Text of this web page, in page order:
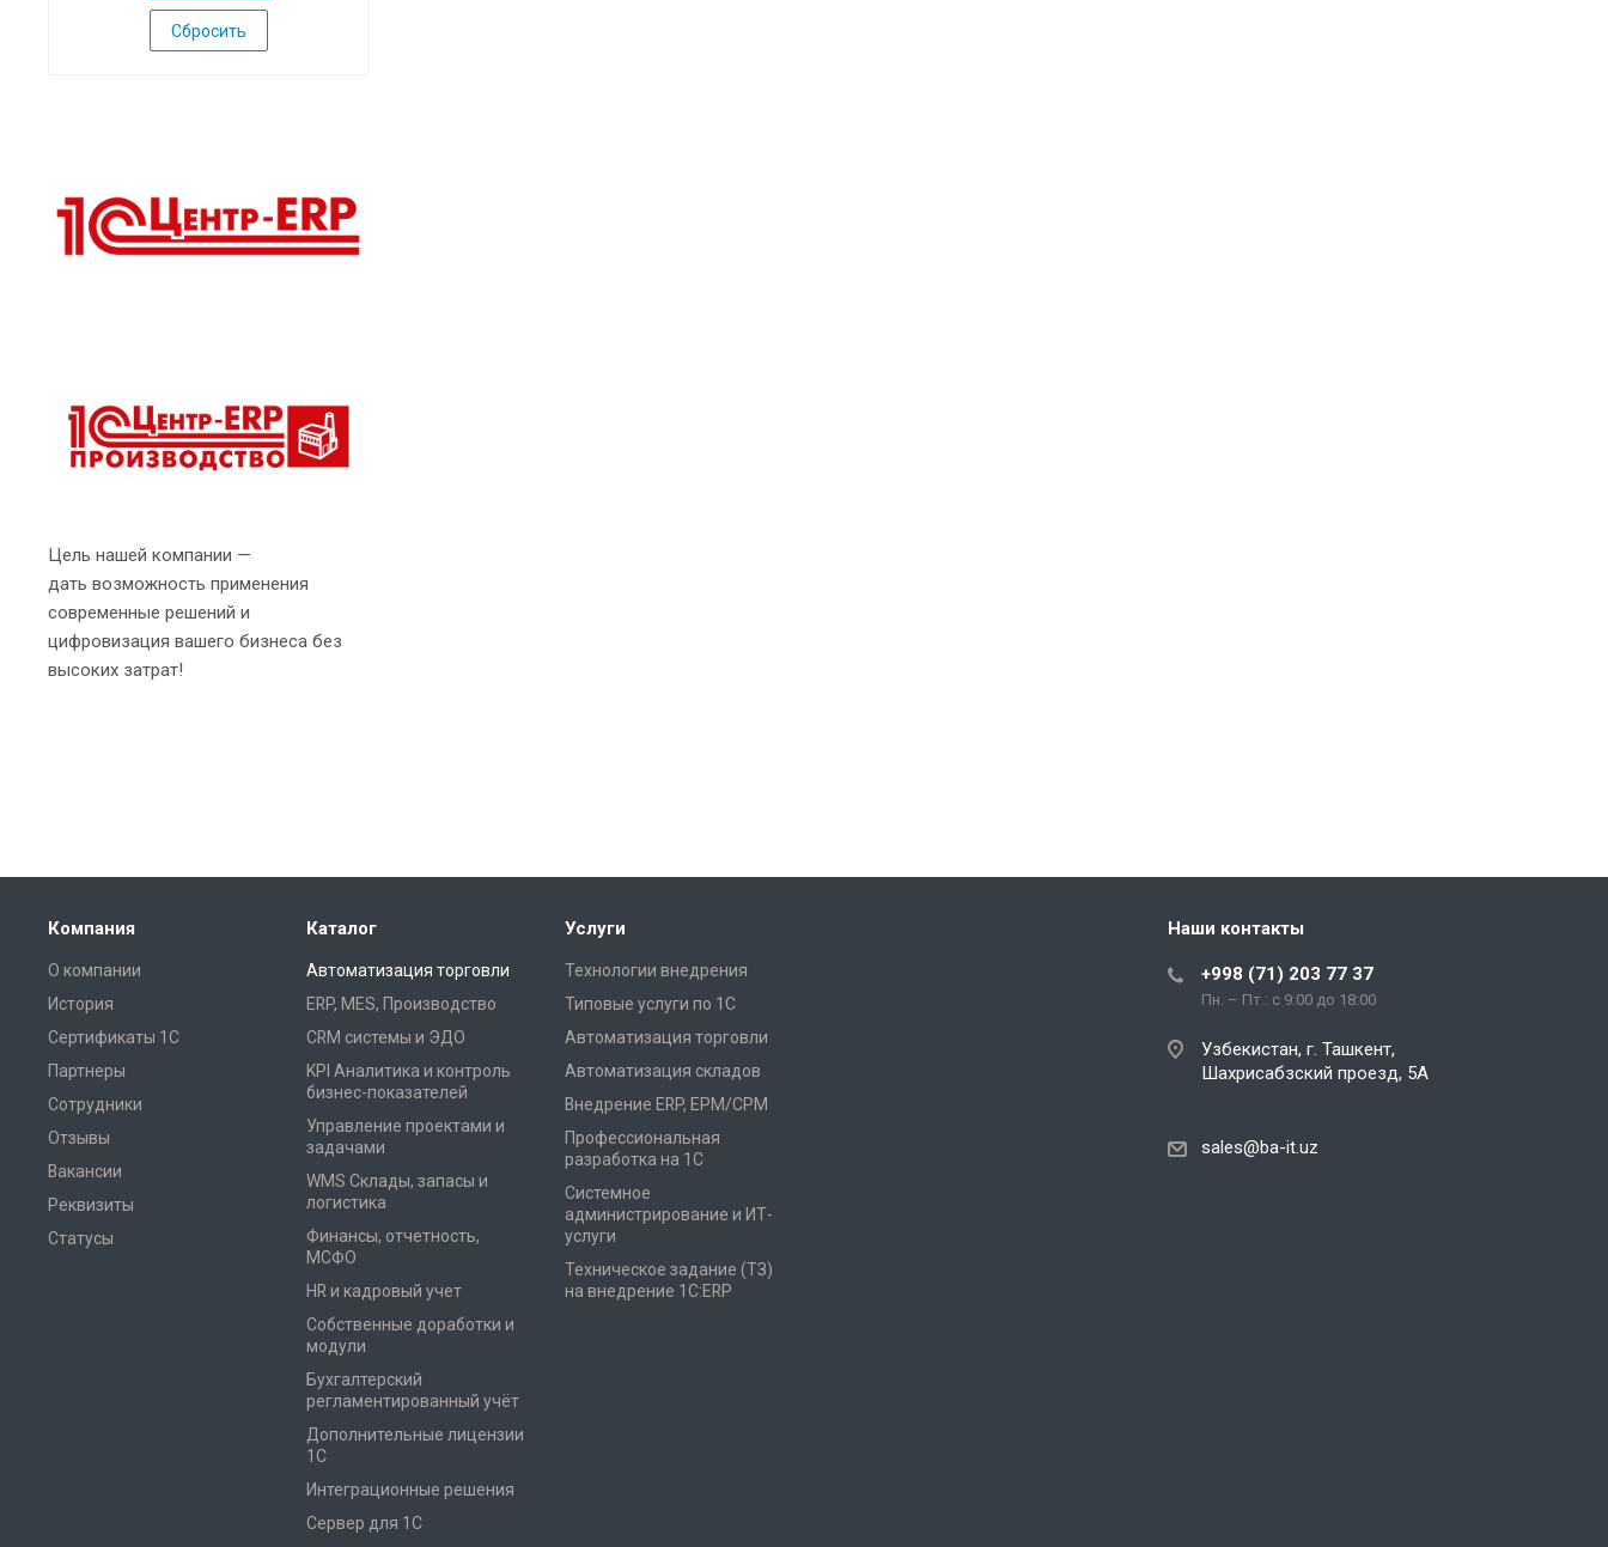
Сбросить
Цель нашей компании —
дать возможность применения
современные решений и
цифровизация вашего бизнеса без
высоких затрат!
Компания
О компании
История
Сертификаты 1С
Партнеры
Сотрудники
Отзывы
Вакансии
Реквизиты
Статусы
Каталог
Автоматизация торговли
ERP, MES, Производство
CRM системы и ЭДО
KPI Аналитика и контроль
бизнес-показателей
Управление проектами и
задачами
WMS Склады, запасы и
логистика
Финансы, отчетность,
МСФО
HR и кадровый учет
Собственные доработки и
модули
Бухгалтерский
регламентированный учёт
Дополнительные лицензии
1С
Интеграционные решения
Сервер для 1С
Услуги
Технологии внедрения
Типовые услуги по 1С
Автоматизация торговли
Автоматизация складов
Внедрение ERP, EPM/CPM
Профессиональная
разработка на 1С
Системное
администрирование и ИТ-
услуги
Техническое задание (ТЗ)
на внедрение 1С:ERP
Наши контакты
+998 (71) 203 77 37
Пн. – Пт.: с 9:00 до 18:00
Узбекистан, г. Ташкент,
Шахрисабзский проезд, 5А
sales@ba-it.uz